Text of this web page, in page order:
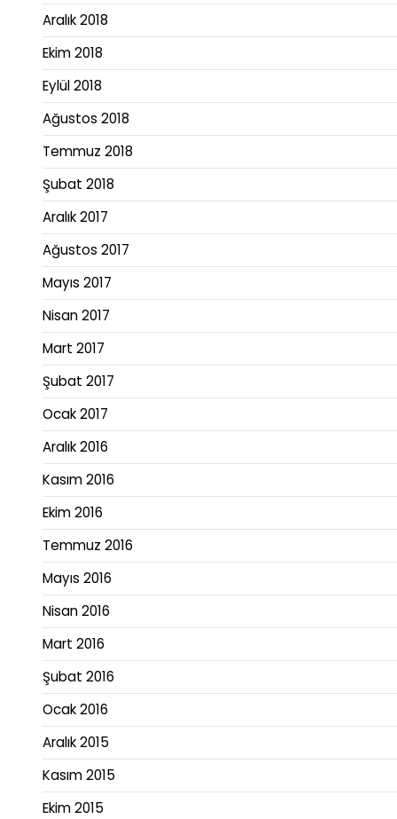
Aralık 2018
Ekim 2018
Eylül 2018
Ağustos 2018
Temmuz 2018
Şubat 2018
Aralık 2017
Ağustos 2017
Mayıs 2017
Nisan 2017
Mart 2017
Şubat 2017
Ocak 2017
Aralık 2016
Kasım 2016
Ekim 2016
Temmuz 2016
Mayıs 2016
Nisan 2016
Mart 2016
Şubat 2016
Ocak 2016
Aralık 2015
Kasım 2015
Ekim 2015